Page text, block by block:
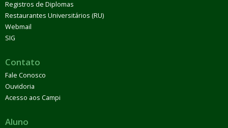
Registros de Diplomas
Restaurantes Universitários (RU)
Webmail
SIG
Contato
Fale Conosco
Ouvidoria
Acesso aos Campi
Aluno